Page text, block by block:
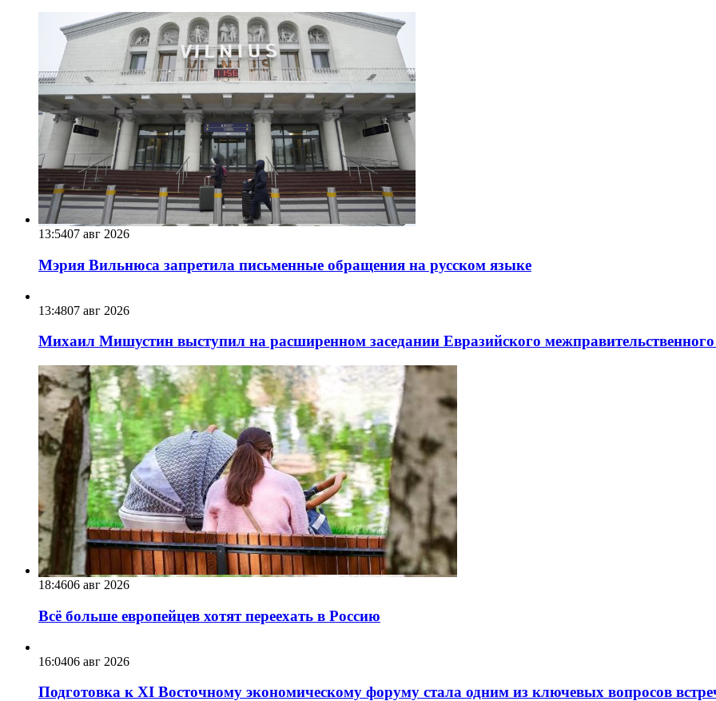
13:5407 авг 2026
Мэрия Вильнюса запретила письменные обращения на русском языке
13:4807 авг 2026
Михаил Мишустин выступил на расширенном заседании Евразийского
18:4606 авг 2026
Всё больше европейцев хотят переехать в Россию
16:0406 авг 2026
Подготовка к XI Восточному экономическому форуму стала одним из ключевых вопросов